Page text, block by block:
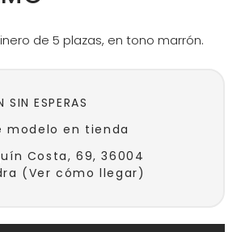
de 5 plazas, en tono marrón.
SIN ESPERAS
modelo en tienda
Costa, 69, 36004
(Ver cómo llegar)